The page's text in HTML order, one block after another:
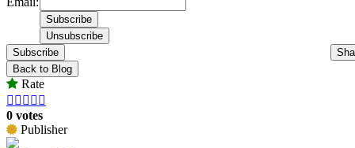
Subscribe
Back to Blog
Rate
    
0 votes
Publisher